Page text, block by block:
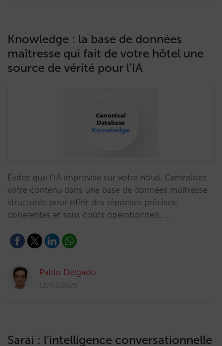
Knowledge : la base de données
maîtresse qui fait de votre hôtel une
source de vérité pour l’IA
Évitez que l’IA improvise sur votre hôtel. Centralisez
votre contenu dans une base de données maîtresse
structurée pour offrir des réponses précises,
cohérentes et sans coûts opérationnels. …
Pablo Delgado
12/03/2026
Sarai : l’intelligence conversationnelle